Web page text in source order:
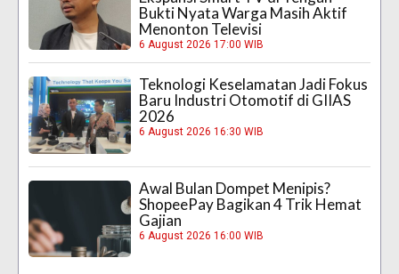
Bukti Nyata Warga Masih Aktif
Menonton Televisi
6 August 2026 17:00 WIB
Teknologi Keselamatan Jadi Fokus
Baru Industri Otomotif di GIIAS
2026
6 August 2026 16:30 WIB
Awal Bulan Dompet Menipis?
ShopeePay Bagikan 4 Trik Hemat
Gajian
6 August 2026 16:00 WIB